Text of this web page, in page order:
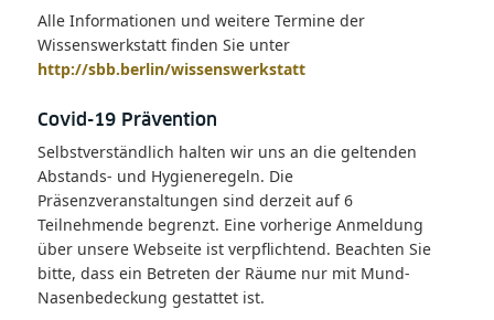
Alle Informationen und weitere Termine der
Wissenswerkstatt finden Sie unter
http://sbb.berlin/wissenswerkstatt
Covid-19 Prävention
Selbstverständlich halten wir uns an die geltenden
Abstands- und Hygieneregeln. Die
Präsenzveranstaltungen sind derzeit auf 6
Teilnehmende begrenzt. Eine vorherige Anmeldung
über unsere Webseite ist verpflichtend. Beachten Sie
bitte, dass ein Betreten der Räume nur mit Mund-
Nasenbedeckung gestattet ist.